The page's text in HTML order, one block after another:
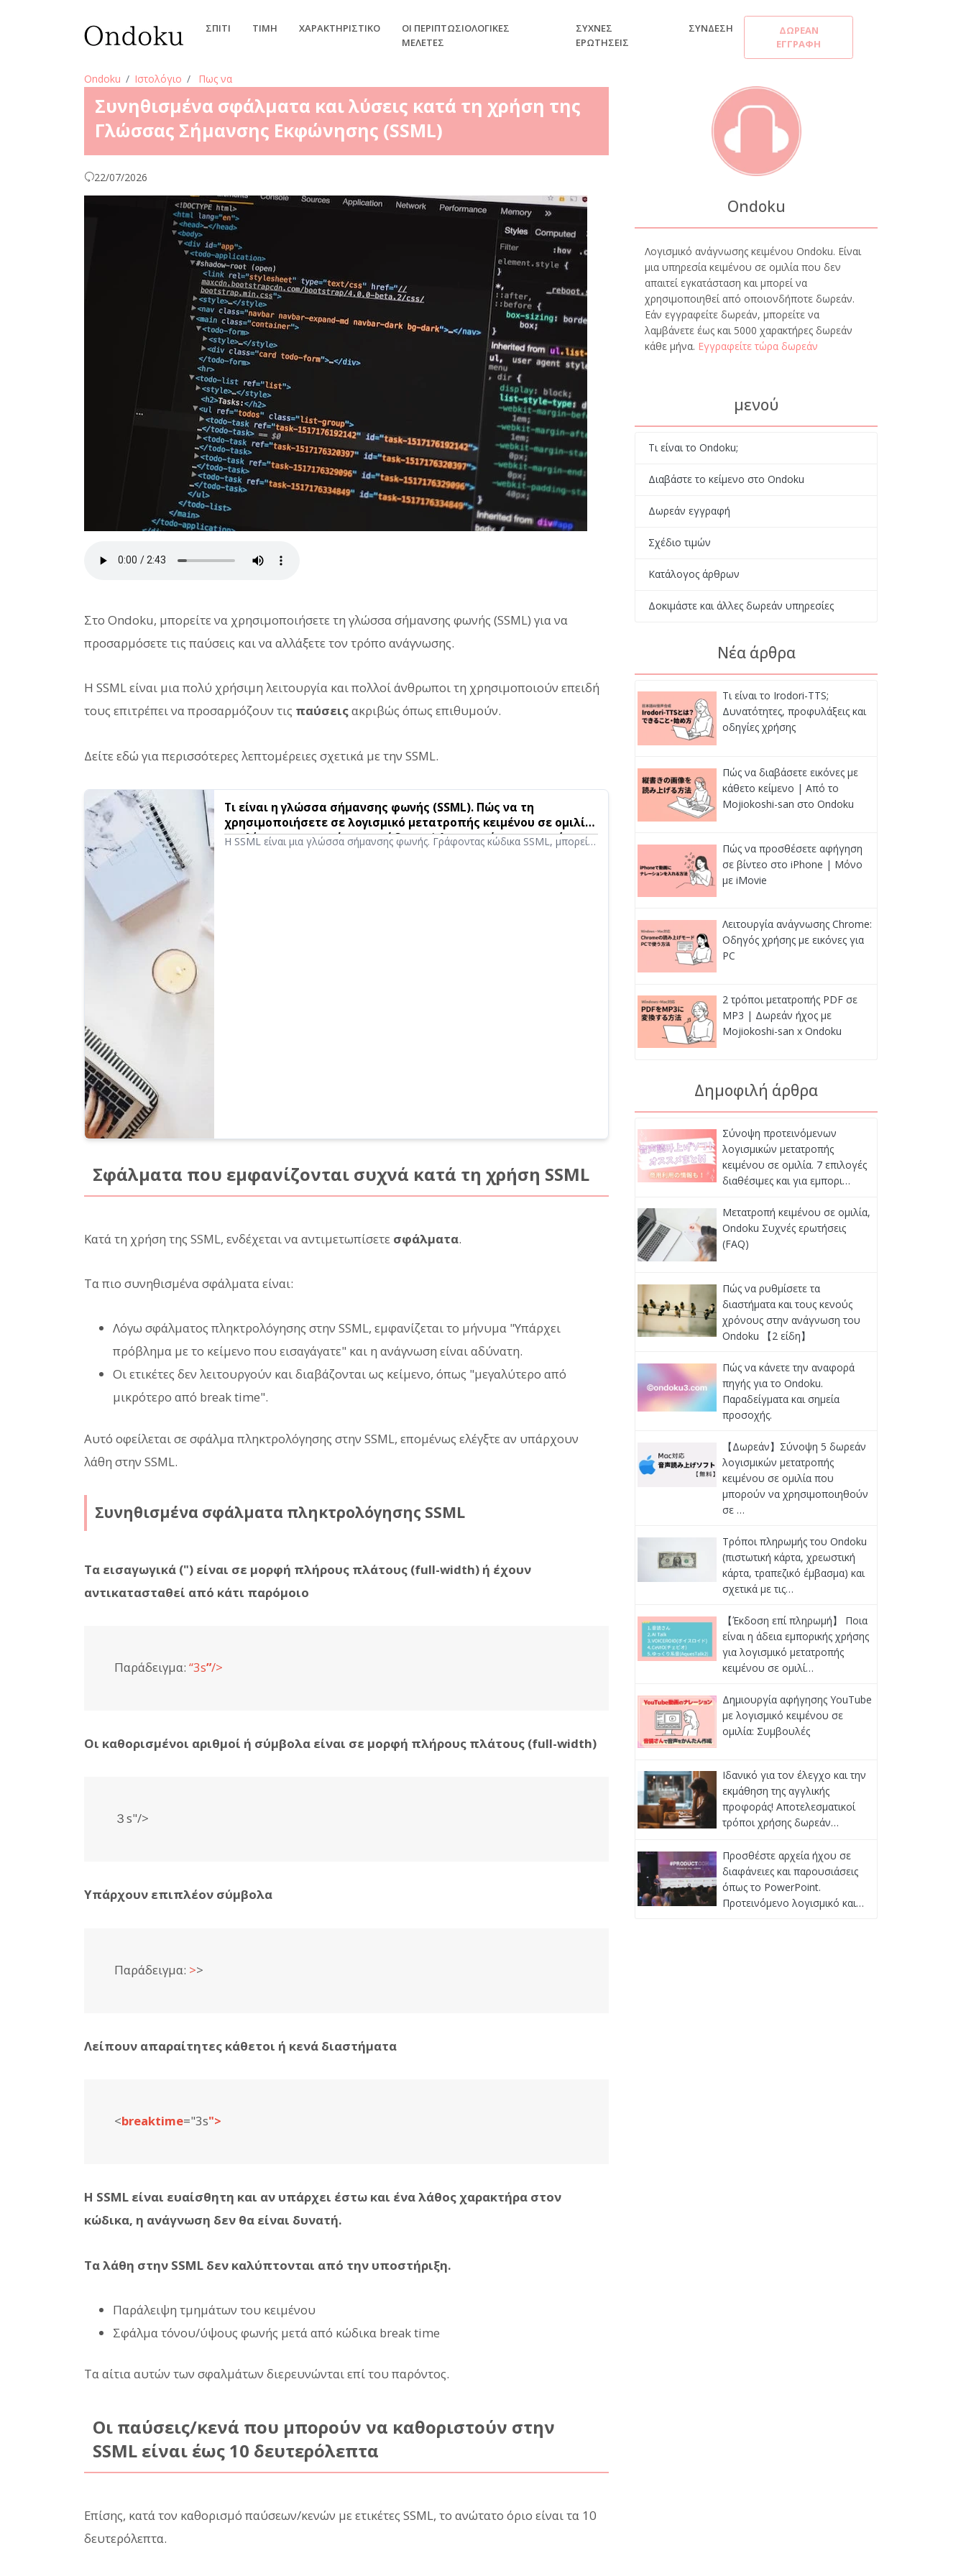
ΣΠΊΤΙ ΤΙΜΉ ΧΑΡΑΚΤΗΡΙΣΤΙΚΌ
ΟΙ ΠΕΡΙΠΤΩΣΙΟΛΟΓΙΚΈΣ
ΜΕΛΈΤΕΣ
ΣΥΧΝΈΣ
ΕΡΩΤΉΣΕΙΣ
ΣΎΝΔΕΣΗ
ΔΩΡΕΆΝ
ΕΓΓΡΑΦΉ
Ondoku Ιστολόγιο Πως να
Συνηθισμένα σφάλματα και λύσεις κατά τη χρήση της
Γλώσσας Σήμανσης Εκφώνησης (SSML)
22/07/2026
Στο Ondoku, μπορείτε να χρησιμοποιήσετε τη γλώσσα σήμανσης φωνής (SSML) για να
προσαρμόσετε τις παύσεις και να αλλάξετε τον τρόπο ανάγνωσης.
Η SSML είναι μια πολύ χρήσιμη λειτουργία και πολλοί άνθρωποι τη χρησιμοποιούν επειδή
τους επιτρέπει να προσαρμόζουν τις παύσειςακριβώς όπως επιθυμούν.
Δείτε εδώ για περισσότερες λεπτομέρειες σχετικά με την SSML.
Τι είναι η γλώσσα σήμανσης φωνής (SSML). Πώς να τη
χρησιμοποιήσετε σε λογισμικό μετατροπής κειμένου σε ομιλία
και λίστα με τους κύριους κώδικες.｜Λογισμικό μετατροπής
κειμένου σε ομιλία Ondoku
Η SSML είναι μια γλώσσα σήμανσης φωνής. Γράφοντας κώδικα SSML, μπορείτε
Σφάλματα που εμφανίζονται συχνά κατά τη χρήση SSML
Κατά τη χρήση της SSML, ενδέχεται να αντιμετωπίσετε σφάλματα.
Τα πιο συνηθισμένα σφάλματα είναι:
Λόγω σφάλματος πληκτρολόγησης στην SSML, εμφανίζεται το μήνυμα "Υπάρχει
πρόβλημα με το κείμενο που εισαγάγατε" και η ανάγνωση είναι αδύνατη.
Οι ετικέτες δεν λειτουργούν και διαβάζονται ως κείμενο, όπως "μεγαλύτερο από
μικρότερο από break time".
Αυτό οφείλεται σε σφάλμα πληκτρολόγησης στην SSML, επομένως ελέγξτε αν υπάρχουν
λάθη στην SSML.
Συνηθισμένα σφάλματα πληκτρολόγησης SSML
Τα εισαγωγικά (") είναι σε μορφή πλήρους πλάτους (full-width) ή έχουν
αντικατασταθεί από κάτι παρόμοιο
Παράδειγμα: “3s”/>
Οι καθορισμένοι αριθμοί ή σύμβολα είναι σε μορφή πλήρους πλάτους (full-width)
３s"/>
Υπάρχουν επιπλέον σύμβολα
Παράδειγμα: >>
Λείπουν απαραίτητες κάθετοι ή κενά διαστήματα
<breaktime="3s">
Η SSML είναι ευαίσθητη και αν υπάρχει έστω και ένα λάθος χαρακτήρα στον
κώδικα, η ανάγνωση δεν θα είναι δυνατή.
Τα λάθη στην SSML δεν καλύπτονται από την υποστήριξη.
Παράλειψη τμημάτων του κειμένου
Σφάλμα τόνου/ύψους φωνής μετά από κώδικα break time
Τα αίτια αυτών των σφαλμάτων διερευνώνται επί του παρόντος.
Οι παύσεις/κενά που μπορούν να καθοριστούν στην
SSML είναι έως 10 δευτερόλεπτα
Επίσης, κατά τον καθορισμό παύσεων/κενών με ετικέτες SSML, το ανώτατο όριο είναι τα 10
δευτερόλεπτα.
Ondoku
Λογισμικό ανάγνωσης κειμένου Ondoku. Είναι
μια υπηρεσία κειμένου σε ομιλία που δεν
απαιτεί εγκατάσταση και μπορεί να
χρησιμοποιηθεί από οποιονδήποτε δωρεάν.
Εάν εγγραφείτε δωρεάν, μπορείτε να
λαμβάνετε έως και 5000 χαρακτήρες δωρεάν
κάθε μήνα. Εγγραφείτε τώρα δωρεάν
μενού
Τι είναι το Ondoku;
Διαβάστε το κείμενο στο Ondoku
Δωρεάν εγγραφή
Σχέδιο τιμών
Κατάλογος άρθρων
Δοκιμάστε και άλλες δωρεάν υπηρεσίες
Νέα άρθρα
Τι είναι το Irodori-TTS;
Δυνατότητες, προφυλάξεις και
οδηγίες χρήσης
Πώς να διαβάσετε εικόνες με
κάθετο κείμενο | Από το
Mojiokoshi-san στο Ondoku
Πώς να προσθέσετε αφήγηση
σε βίντεο στο iPhone | Μόνο
με iMovie
Λειτουργία ανάγνωσης Chrome:
Οδηγός χρήσης με εικόνες για
PC
2 τρόποι μετατροπής PDF σε
MP3 | Δωρεάν ήχος με
Mojiokoshi-san x Ondoku
Δημοφιλή άρθρα
Σύνοψη προτεινόμενων
λογισμικών μετατροπής
κειμένου σε ομιλία. 7 επιλογές
διαθέσιμες και για εμπορι…
Μετατροπή κειμένου σε ομιλία,
Ondoku Συχνές ερωτήσεις
(FAQ)
Πώς να ρυθμίσετε τα
διαστήματα και τους κενούς
χρόνους στην ανάγνωση του
Ondoku 【2 είδη】
Πώς να κάνετε την αναφορά
πηγής για το Ondoku.
Παραδείγματα και σημεία
προσοχής.
【Δωρεάν】Σύνοψη 5 δωρεάν
λογισμικών μετατροπής
κειμένου σε ομιλία που
μπορούν να χρησιμοποιηθούν
σε …
Τρόποι πληρωμής του Ondoku
(πιστωτική κάρτα, χρεωστική
κάρτα, τραπεζικό έμβασμα) και
σχετικά με τις…
【Έκδοση επί πληρωμή】 Ποια
είναι η άδεια εμπορικής χρήσης
για λογισμικό μετατροπής
κειμένου σε ομιλί…
Δημιουργία αφήγησης YouTube
με λογισμικό κειμένου σε
ομιλία: Συμβουλές
Ιδανικό για τον έλεγχο και την
εκμάθηση της αγγλικής
προφοράς! Αποτελεσματικοί
τρόποι χρήσης δωρεάν…
Προσθέστε αρχεία ήχου σε
διαφάνειες και παρουσιάσεις
όπως το PowerPoint.
Προτεινόμενο λογισμικό και…